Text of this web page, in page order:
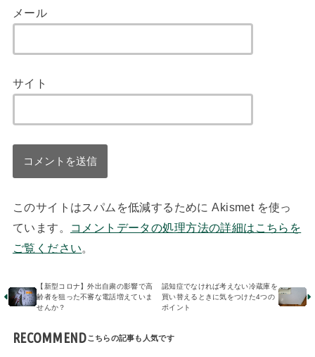
メール
サイト
このサイトはスパムを低減するために Akismet を使っ
ています。
コメントデータの処理方法の詳細はこちらを
ご覧ください。
【新型コロナ】外出自粛の影響で高
齢者を狙った不審な電話増えていま
せんか？
認知症でなければ考えない冷蔵庫を
買い替えるときに気をつけた4つの
ポイント
RECOMMEND